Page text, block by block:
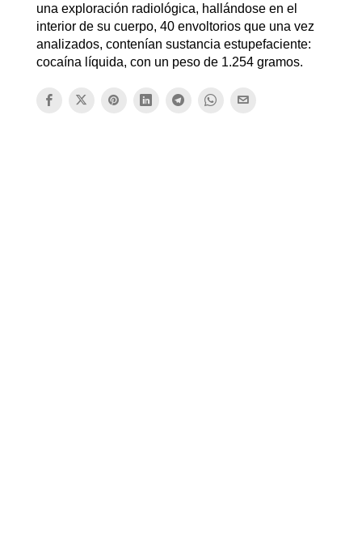
una exploración radiológica, hallándose en el
interior de su cuerpo, 40 envoltorios que una vez
analizados, contenían sustancia estupefaciente:
cocaína líquida, con un peso de 1.254 gramos.